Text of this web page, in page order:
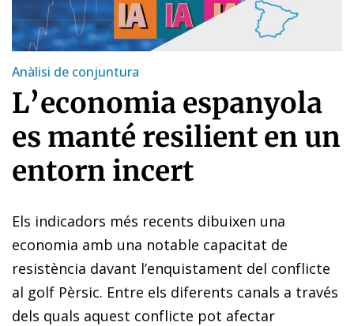
Anàlisi de conjuntura
L’economia espanyola
es manté resilient en un
entorn incert
Els indicadors més recents dibuixen una
economia amb una notable capacitat de
resistència davant l’enquistament del conflicte
al golf Pèrsic. Entre els diferents canals a través
dels quals aquest conflicte pot afectar